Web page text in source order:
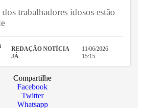
trabalhadores idosos estão
REDAÇÃO NOTÍCIA
JÁ
11/06/2026
15:15
Compartilhe
Facebook
Twitter
Whatsapp